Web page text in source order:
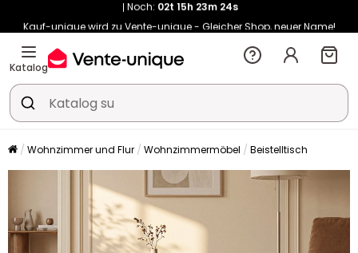
Kauf-unique wird zu Vente-unique - Gleicher Shop, neuer Name!
-10% ab €400 mitHEAT10auf Vente-unique-Produkte
Noch:
Katalog
Wohnzimmer und Flur Wohnzimmermöbel Beistelltisch